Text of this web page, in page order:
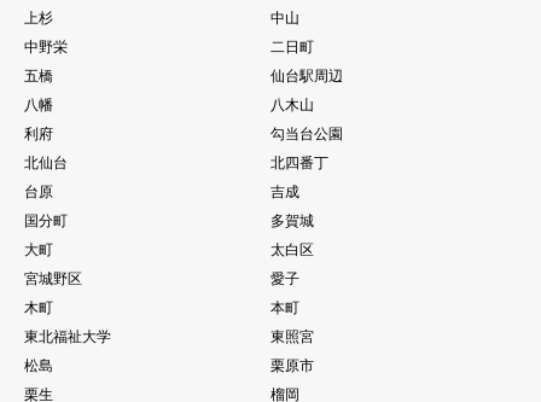
上杉
中山
中野栄
二日町
五橋
仙台駅周辺
八幡
八木山
利府
勾当台公園
北仙台
北四番丁
台原
吉成
国分町
多賀城
大町
太白区
宮城野区
愛子
木町
本町
東北福祉大学
東照宮
松島
栗原市
栗生
榴岡